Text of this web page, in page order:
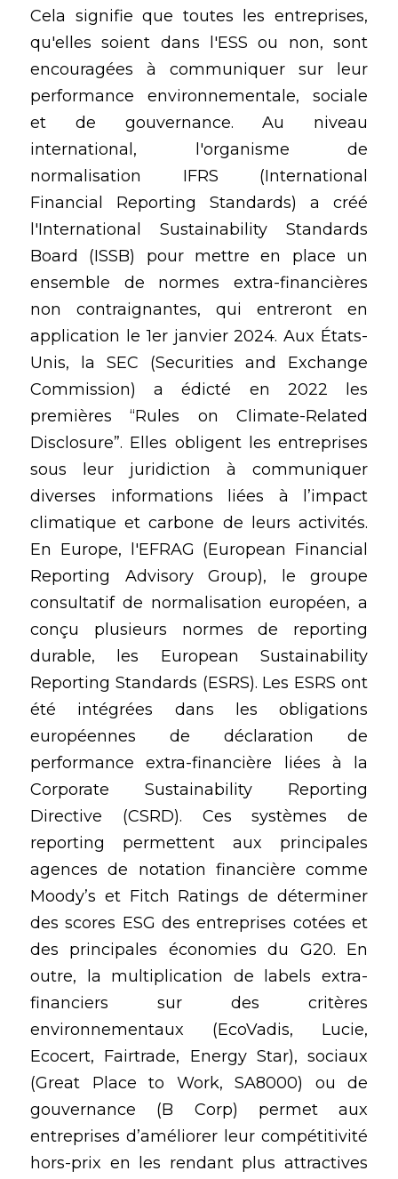
Cela signifie que toutes les entreprises,
qu'elles soient dans l'ESS ou non, sont
encouragées à communiquer sur leur
performance environnementale, sociale
et de gouvernance. Au niveau
international, l'organisme de
normalisation IFRS (International
Financial Reporting Standards) a créé
l'International Sustainability Standards
Board (ISSB) pour mettre en place un
ensemble de normes extra-financières
non contraignantes, qui entreront en
application le 1er janvier 2024. Aux États-
Unis, la SEC (Securities and Exchange
Commission) a édicté en 2022 les
premières “Rules on Climate-Related
Disclosure”. Elles obligent les entreprises
sous leur juridiction à communiquer
diverses informations liées à l’impact
climatique et carbone de leurs activités.
En Europe, l'EFRAG (European Financial
Reporting Advisory Group), le groupe
consultatif de normalisation européen, a
conçu plusieurs normes de reporting
durable, les European Sustainability
Reporting Standards (ESRS). Les ESRS ont
été intégrées dans les obligations
européennes de déclaration de
performance extra-financière liées à la
Corporate Sustainability Reporting
Directive (CSRD). Ces systèmes de
reporting permettent aux principales
agences de notation financière comme
Moody’s et Fitch Ratings de déterminer
des scores ESG des entreprises cotées et
des principales économies du G20. En
outre, la multiplication de labels extra-
financiers sur des critères
environnementaux (EcoVadis, Lucie,
Ecocert, Fairtrade, Energy Star), sociaux
(Great Place to Work, SA8000) ou de
gouvernance (B Corp) permet aux
entreprises d’améliorer leur compétitivité
hors-prix en les rendant plus attractives